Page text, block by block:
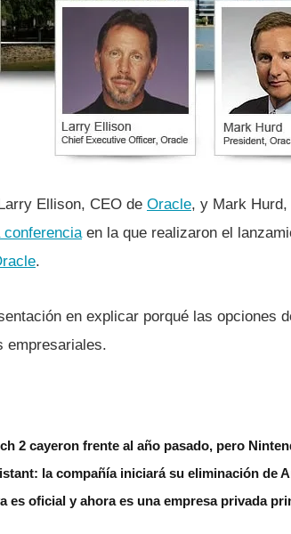
Ellison, CEO de Oracle, y Mark
conferenciaen la que realizaron el
.
en explicar porqué las opciones
empresariales.
2 cayeron frente al año pasado, pero
la compañía iniciará su eliminación de
es oficial y ahora es una empresa privada